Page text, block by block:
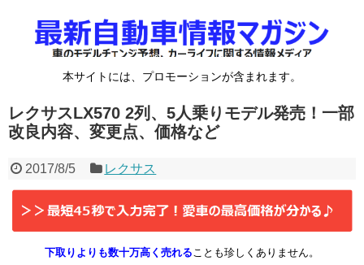
本サイトには、プロモーションが含まれます。
レクサスLX570 2列、5人乗りモデル発売！一部
改良内容、変更点、価格など
2017/8/5 レクサス
下取りよりも数十万高く売れることも珍しくありません。